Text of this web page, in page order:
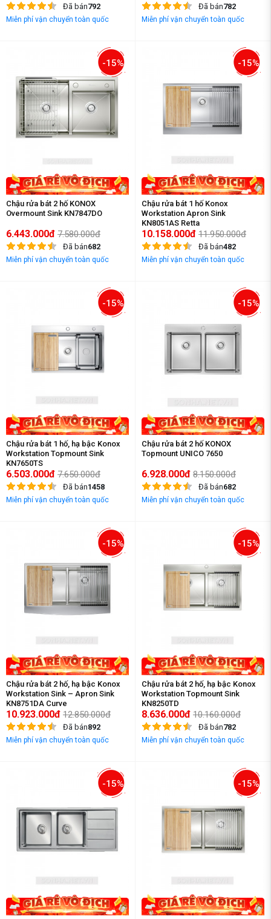
Đã bán792
Miễn phí vận chuyển toàn quốc
Đã bán782
Miễn phí vận chuyển toàn quốc
-15%
Chậu rửa bát 2 hố KONOX
Overmount Sink KN7847DO
6.443.000đ 7.580.000đ
Đã bán682
Miễn phí vận chuyển toàn quốc
-15%
Chậu rửa bát 1 hố Konox
Workstation Apron Sink
KN8051AS Retta
10.158.000đ 11.950.000đ
Đã bán482
Miễn phí vận chuyển toàn quốc
-15%
Chậu rửa bát 1 hố, hạ bậc Konox
Workstation Topmount Sink
KN7650TS
6.503.000đ 7.650.000đ
Đã bán1458
Miễn phí vận chuyển toàn quốc
-15%
Chậu rửa bát 2 hố KONOX
Topmount UNICO 7650
6.928.000đ 8.150.000đ
Đã bán682
Miễn phí vận chuyển toàn quốc
-15%
Chậu rửa bát 2 hố, hạ bậc Konox
Workstation Sink – Apron Sink
KN8751DA Curve
10.923.000đ 12.850.000đ
Đã bán892
Miễn phí vận chuyển toàn quốc
-15%
Chậu rửa bát 2 hố, hạ bậc Konox
Workstation Topmount Sink
KN8250TD
8.636.000đ 10.160.000đ
Đã bán782
Miễn phí vận chuyển toàn quốc
-15% -15%